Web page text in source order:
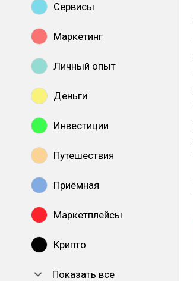
Сервисы
Маркетинг
Личный опыт
Деньги
Инвестиции
Путешествия
Приёмная
Маркетплейсы
Крипто
Показать все